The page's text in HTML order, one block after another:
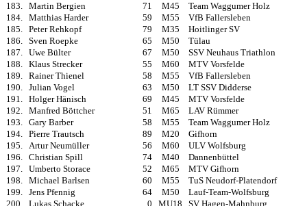
183. Martin Bergien 71 M45
Team Waggumer Holz
184. Matthias Harder 59 M55
VfB Fallersleben
185. Peter Rehkopf 79 M35
Hoitlinger SV
186. Sven Roepke 65 M50
Tülau
187. Uwe Bülter 67 M50
SSV Neuhaus Triathlon
188. Klaus Strecker 55 M60
MTV Vorsfelde
189. Rainer Thienel 58 M55
VfB Fallersleben
190. Julian Vogel 63 M50
LT SSV Didderse
191. Holger Hänisch 69 M45
MTV Vorsfelde
192. Manfred Böttcher 51 M65
LAV Rümmer
193. Gary Barber 58 M55
Team Waggumer Holz
194. Pierre Trautsch 89 M20
Gifhorn
195. Artur Neumüller 56 M60
ULV Wolfsburg
196. Christian Spill 74 M40
Dannenbüttel
197. Umberto Storace 52 M65
MTV Gifhorn
198. Michael Barlsen 60 M55
TuS Neudorf-Platendorf
199. Jens Pfennig 64 M50
Lauf-Team-Wolfsburg
200. Lukas Schacke 0 MU18
SV Hagen-Mahnburg